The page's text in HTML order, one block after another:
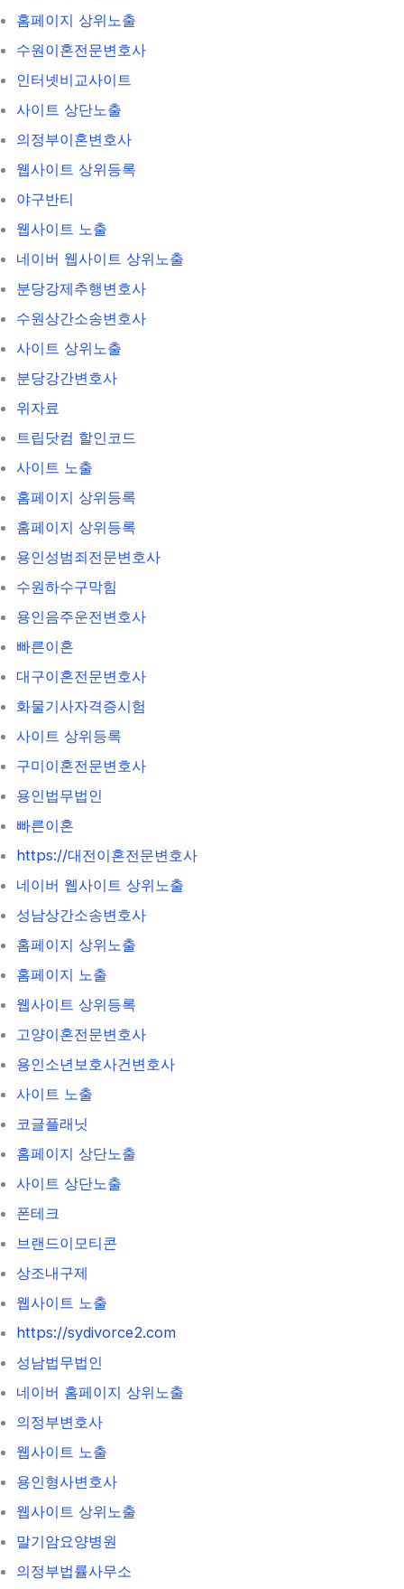
홈페이지 상위노출
수원이혼전문변호사
인터넷비교사이트
사이트 상단노출
의정부이혼변호사
웹사이트 상위등록
야구반티
웹사이트 노출
네이버 웹사이트 상위노출
분당강제추행변호사
수원상간소송변호사
사이트 상위노출
분당강간변호사
위자료
트립닷컴 할인코드
사이트 노출
홈페이지 상위등록
홈페이지 상위등록
용인성범죄전문변호사
수원하수구막힘
용인음주운전변호사
빠른이혼
대구이혼전문변호사
화물기사자격증시험
사이트 상위등록
구미이혼전문변호사
용인법무법인
빠른이혼
https://대전이혼전문변호사
네이버 웹사이트 상위노출
성남상간소송변호사
홈페이지 상위노출
홈페이지 노출
웹사이트 상위등록
고양이혼전문변호사
용인소년보호사건변호사
사이트 노출
코글플래닛
홈페이지 상단노출
사이트 상단노출
폰테크
브랜드이모티콘
상조내구제
웹사이트 노출
https://sydivorce2.com
성남법무법인
네이버 홈페이지 상위노출
의정부변호사
웹사이트 노출
용인형사변호사
웹사이트 상위노출
말기암요양병원
의정부법률사무소